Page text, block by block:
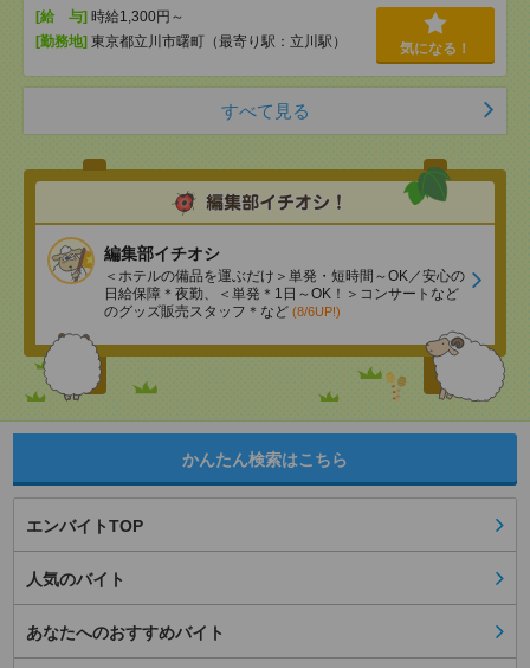
[給 与] 時給1,300円～
[勤務地] 東京都立川市曙町（最寄り駅：立川駅） 気になる！
すべて見る
編集部イチオシ
＜ホテルの備品を運ぶだけ＞単発・短時間～OK／安心の
日給保障＊夜勤、＜単発＊1日～OK！＞コンサートなど
のグッズ販売スタッフ＊など (8/6UP!)
かんたん検索はこちら
エンバイトTOP
人気のバイト
あなたへのおすすめバイト